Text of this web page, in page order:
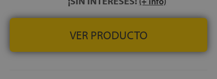
VER PRODUCTO